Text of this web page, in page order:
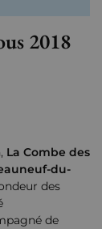
2018
La Combe des
du-
des
de